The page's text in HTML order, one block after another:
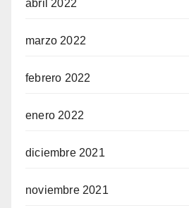
abril 2022
marzo 2022
febrero 2022
enero 2022
diciembre 2021
noviembre 2021